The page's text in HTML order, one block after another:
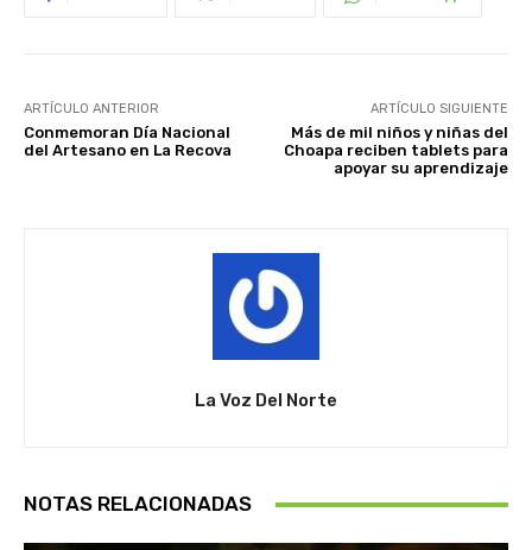
ARTÍCULO ANTERIOR
Conmemoran Día Nacional
del Artesano en La Recova
ARTÍCULO SIGUIENTE
Más de mil niños y niñas del
Choapa reciben tablets para
apoyar su aprendizaje
La Voz Del Norte
NOTAS RELACIONADAS